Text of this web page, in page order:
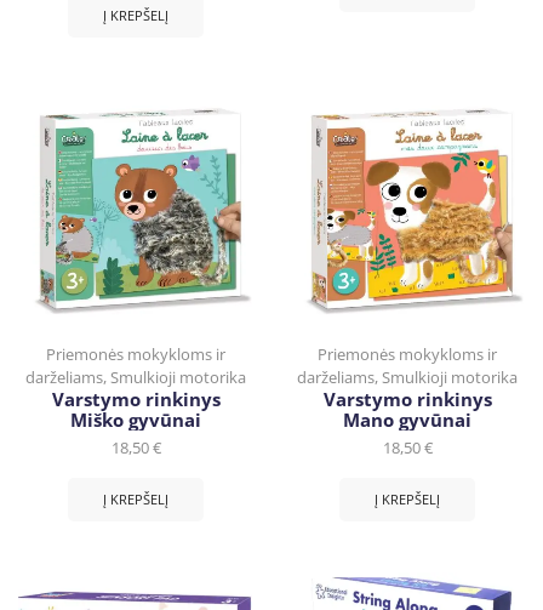
Į KREPŠELĮ
Priemonės mokykloms ir
darželiams, Smulkioji motorika
Varstymo rinkinys
Miško gyvūnai
18,50€
Į KREPŠELĮ
Priemonės mokykloms ir
darželiams, Smulkioji motorika
Varstymo rinkinys
Mano gyvūnai
18,50€
Į KREPŠELĮ